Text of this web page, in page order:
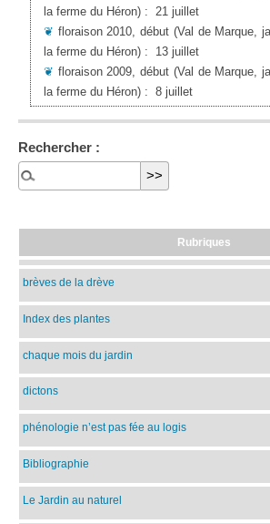
la ferme du Héron): 21 juillet
❦ floraison 2010, début (Val de Marque,
la ferme du Héron): 13 juillet
❦ floraison 2009, début (Val de Marque,
la ferme du Héron): 8 juillet
Rechercher :
Rubriques
brèves de la drève
Index des plantes
chaque mois du jardin
dictons
phénologie n’est pas fée au logis
Bibliographie
Le Jardin au naturel